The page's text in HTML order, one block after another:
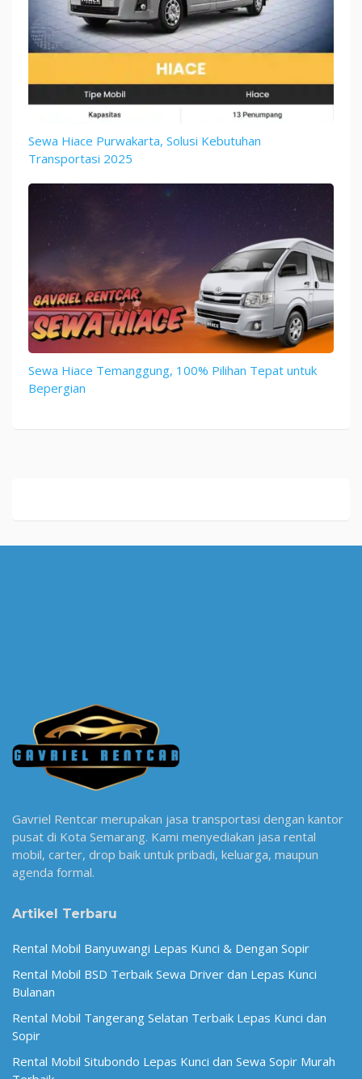
Sewa Hiace Purwakarta, Solusi Kebutuhan
Transportasi 2025
Sewa Hiace Temanggung, 100% Pilihan Tepat untuk
Bepergian
Gavriel Rentcar merupakan jasa transportasi dengan kantor
pusat di Kota Semarang. Kami menyediakan jasa rental
mobil, carter, drop baik untuk pribadi, keluarga, maupun
agenda formal.
Artikel Terbaru
Rental Mobil Banyuwangi Lepas Kunci & Dengan Sopir
Rental Mobil BSD Terbaik Sewa Driver dan Lepas Kunci
Bulanan
Rental Mobil Tangerang Selatan Terbaik Lepas Kunci dan
Sopir
Rental Mobil Situbondo Lepas Kunci dan Sewa Sopir Murah